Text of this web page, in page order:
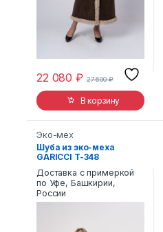
22 080₽ 27 600₽
В корзину
Эко-мех
Шуба из эко-меха
GARICCI T-348
Доставка с примеркой
по Уфе, Башкирии,
России